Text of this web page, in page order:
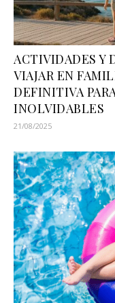
ACTIVIDADES Y
VIAJAR EN
DEFINITIVA
INOLVIDABLES
21/08/2025